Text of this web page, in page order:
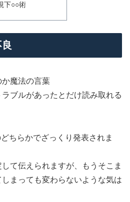
下○○術
魔法の言葉
ブルがあったとだけ読み取れる
ちらかでざっくり発表されま
て伝えられますが、もうそこま
まっても変わらないような気は